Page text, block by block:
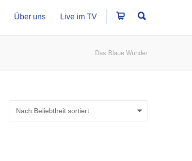
Über uns Live im TV
Das Blaue Wunder